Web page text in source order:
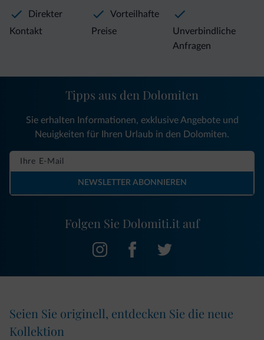
Direkter
Kontakt
Vorteilhafte
Preise
Unverbindliche
Anfragen
Folgen Sie Dolomiti.it auf
Tipps aus den Dolomiten
Sie erhalten Informationen, exklusive Angebote und
Neuigkeiten für Ihren Urlaub in den Dolomiten.
NEWSLETTER ABONNIEREN
Seien Sie originell, entdecken Sie die neue
Kollektion